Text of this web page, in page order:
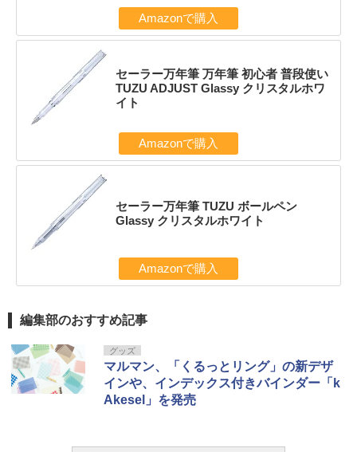
Amazonで購入
セーラー万年筆 万年筆 初心者 普段使い
TUZU ADJUST Glassy クリスタルホワ
イト
Amazonで購入
セーラー万年筆 TUZU ボールペン
Glassy クリスタルホワイト
Amazonで購入
編集部のおすすめ記事
グッズ
マルマン、「くるっとリング」の新デザ
インや、インデックス付きバインダー「k
Akesel」を発売